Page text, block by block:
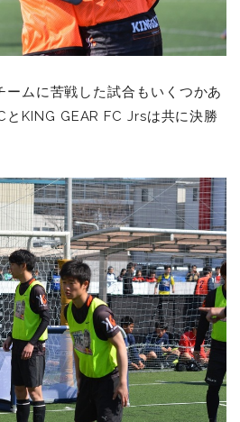
ムに苦戦した試合もいくつかあ
とKING GEAR FC Jrsは共に決勝